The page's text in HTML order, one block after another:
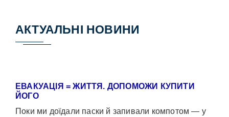
АКТУАЛЬНІ НОВИНИ
ЕВАКУАЦІЯ = ЖИТТЯ. ДОПОМОЖИ КУПИТИ
ЙОГО
Поки ми доїдали паски й запивали компотом — у